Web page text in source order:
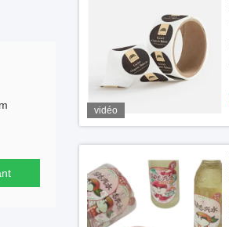
vidéo